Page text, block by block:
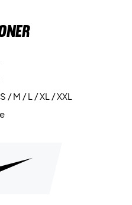
/ M / L / XL / XXL